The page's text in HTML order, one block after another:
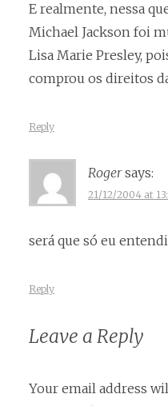
E realmente, nessa
Michael Jackson foi
Lisa Marie Presley,
comprou os direitos
Reply
Roger says:
21/12/2004 at
será que só eu
Reply
Leave a Reply
Your email address